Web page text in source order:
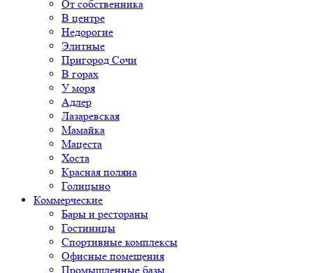
От собственника
В центре
Недорогие
Элитные
Пригород Сочи
В горах
У моря
Адлер
Лазаревская
Мамайка
Мацеста
Хоста
Красная поляна
Голицыно
Коммерческие
Бары и рестораны
Гостиницы
Спортивные комплексы
Офисные помещения
Промышленные базы